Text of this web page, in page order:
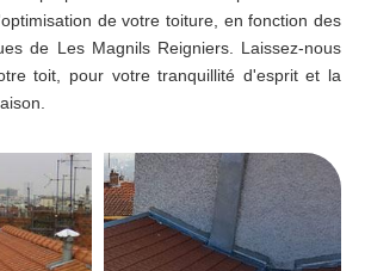
de votre toiture, en fonction des
de Les Magnils Reigniers. Laissez-nous
toit, pour votre tranquillité d'esprit et la